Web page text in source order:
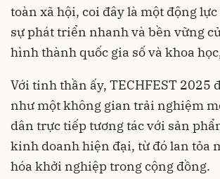
toàn xã hội, coi đây là một động
sự phát triển nhanh và bền vững
hình thành quốc gia số và khoa
Với tinh thần ấy, TECHFEST 2025
như một không gian trải nghiệm
dân trực tiếp tương tác với sản
kinh doanh hiện đại, từ đó lan tỏa
hóa khởi nghiệp trong cộng đồng.